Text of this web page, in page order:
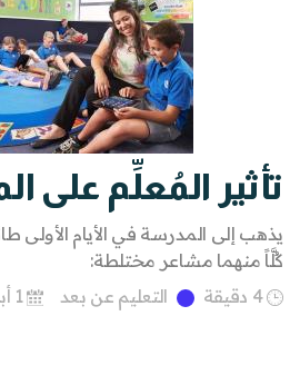
تأثير المُعلِّم على
يذهب إلى المدرسة في الأيام الأولى
كٌلَّاً منهما مشاعر مختلطة:
4 دقيقة
التعليم عن بعد 1 أبريل 2013